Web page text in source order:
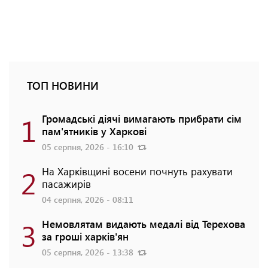
ТОП НОВИНИ
1 Громадські діячі вимагають прибрати сім
пам'ятників у Харкові
05 серпня, 2026 - 16:10
2 На Харківщині восени почнуть рахувати
пасажирів
04 серпня, 2026 - 08:11
3 Немовлятам видають медалі від Терехова
за гроші харків'ян
05 серпня, 2026 - 13:38